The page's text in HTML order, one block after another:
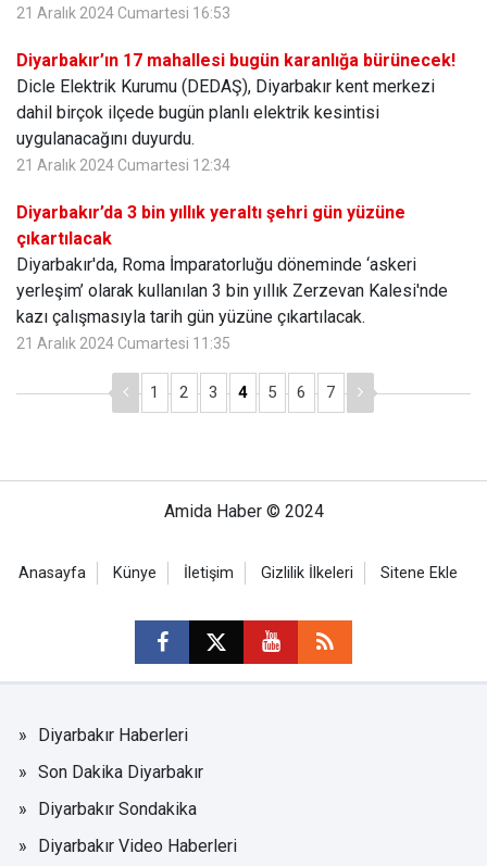
21 Aralık 2024 Cumartesi 16:53
Diyarbakır’ın 17 mahallesi bugün karanlığa bürünecek!
Dicle Elektrik Kurumu (DEDAŞ), Diyarbakır kent merkezi
dahil birçok ilçede bugün planlı elektrik kesintisi
uygulanacağını duyurdu.
21 Aralık 2024 Cumartesi 12:34
Diyarbakır’da 3 bin yıllık yeraltı şehri gün yüzüne
çıkartılacak
Diyarbakır'da, Roma İmparatorluğu döneminde ‘askeri
yerleşim’ olarak kullanılan 3 bin yıllık Zerzevan Kalesi'nde
kazı çalışmasıyla tarih gün yüzüne çıkartılacak.
21 Aralık 2024 Cumartesi 11:35
1 2 3 4 5 6 7
Amida Haber © 2024
Anasayfa Künye İletişim Gizlilik İlkeleri Sitene Ekle
Diyarbakır Haberleri
Son Dakika Diyarbakır
Diyarbakır Sondakika
Diyarbakır Video Haberleri